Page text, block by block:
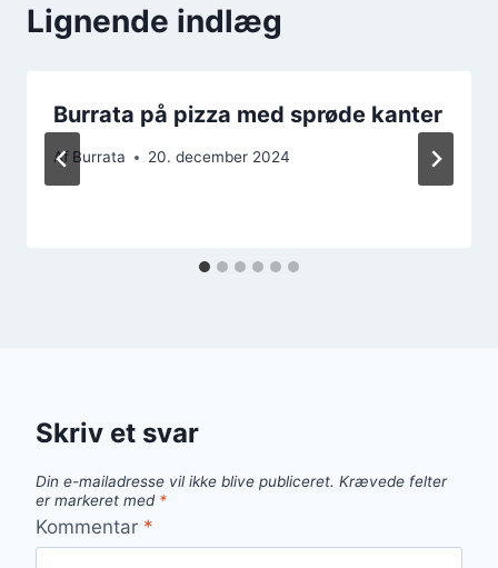
Lignende indlæg
Burrata på pizza med sprøde kanter
Af Burrata 20. december 2024
Skriv et svar
Din e-mailadresse vil ikke blive publiceret. Krævede felter
er markeret med *
Kommentar *